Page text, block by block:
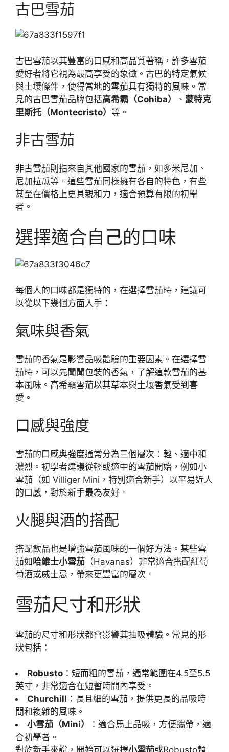
古巴雪茄
古巴雪茄以其豐富的口感和高品質著稱，許多雪茄
愛好者將它視為最高享受的象徵。古巴的特定氣候
與土壤條件，使得當地的雪茄具有獨特的風味。常
見的古巴雪茄品牌包括高希霸（Cohiba） 、 蒙特克
里斯托（Montecristo） 等。
非古雪茄
非古雪茄則指來自其他國家的雪茄，如多米尼加、
尼加拉瓜等。這些雪茄同樣擁有各自的特色，有些
甚至在價格上更具親和力，適合預算有限的初學
者。
選擇適合自己的口味
每個人的口味都是獨特的，在選擇雪茄時，建議可
以從以下幾個方面入手：
氣味與香氣
雪茄的香氣是影響品吸體驗的重要因素。在選擇雪
茄時，可以先聞聞包裝的香氣，了解這款雪茄的基
本風味。高希霸雪茄以其草本與土壤香氣受到喜
愛。
口感與強度
雪茄的口感與強度通常分為三個層次：輕、適中和
濃烈。初學者建議從輕或適中的雪茄開始，例如小
雪茄（如 Villiger Mini，特別適合新手）以平易近人
的口感，對於新手最為友好。
火腿與酒的搭配
搭配飲品也是增強雪茄風味的一個好方法。某些雪
茄如哈維士小雪茄 （Havanas）非常適合搭配紅葡
萄酒或威士忌，帶來更豐富的層次。
雪茄尺寸和形狀
雪茄的尺寸和形狀都會影響其抽吸體驗。常見的形
狀包括：
Robusto ：短而粗的雪茄，通常範圍在4.5至5.5
英寸，非常適合在短暫時間內享受。
Churchill ：長且細的雪茄，提供更長的品吸時
間和複雜的風味。
小雪茄（Mini）
：適合馬上品吸，方便攜帶，適
合初學者。